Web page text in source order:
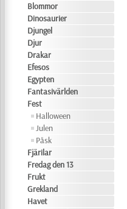
Blommor
Dinosaurier
Djungel
Djur
Drakar
Efesos
Egypten
Fantasivärlden
Fest
Halloween
Julen
Påsk
Fjärilar
Fredag den 13
Frukt
Grekland
Havet